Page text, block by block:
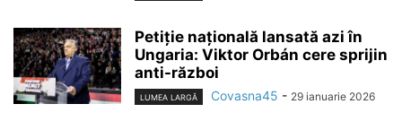
Petiție națională lansată azi în
Ungaria: Viktor Orbán cere sprijin
anti-război
LUMEA LARGĂ Covasna45 - 29 ianuarie 2026